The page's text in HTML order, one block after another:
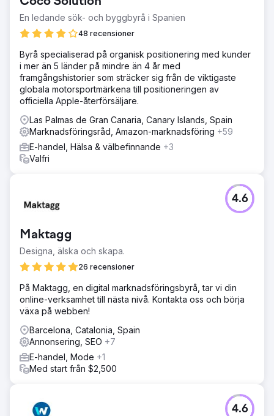
En ledande sök- och byggbyrå i Spanien
48 recensioner
Byrå specialiserad på organisk positionering med kunder
i mer än 5 länder på mindre än 4 år med
framgångshistorier som sträcker sig från de viktigaste
globala motorsportmärkena till positioneringen av
officiella Apple-återförsäljare.
Las Palmas de Gran Canaria, Canary Islands, Spain
Marknadsföringsråd, Amazon-marknadsföring +59
E-handel, Hälsa & välbefinnande +3
Valfri
Maktagg
Designa, älska och skapa.
26 recensioner
4.6
På Maktagg, en digital marknadsföringsbyrå, tar vi din
online-verksamhet till nästa nivå. Kontakta oss och börja
växa på webben!
Barcelona, Catalonia, Spain
Annonsering, SEO +7
E-handel, Mode +1
Med start från $2,500
4.6